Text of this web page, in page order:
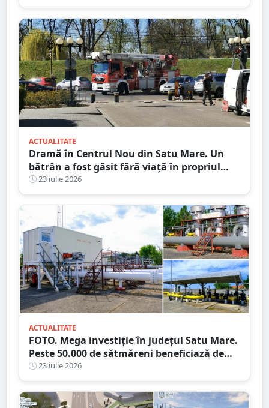
ACTUALITATE
Dramă în Centrul Nou din Satu Mare. Un
bătrân a fost găsit fără viață în propriul
apartament, după două zile în care nu a
mai răspuns la telefon
23 iulie 2026
ACTUALITATE
FOTO. Mega investiție în județul Satu Mare.
Peste 50.000 de sătmăreni beneficiază de
rețeaua de 39 de km!
23 iulie 2026